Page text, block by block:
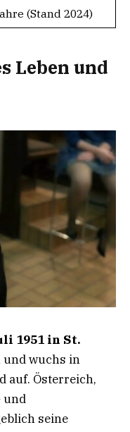
(Stand 2024)
Leben und
1951 in St.
und wuchs in
auf. Österreich,
und
seine